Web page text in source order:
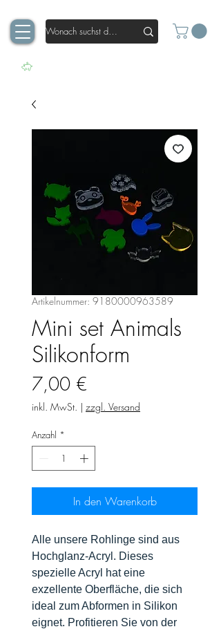
Artikelnummer: 9180000963589
Mini set Animals
Silikonform
7,00 €
inkl. MwSt. | zzgl. Versand
Anzahl *
In den Warenkorb
Alle unsere Rohlinge sind aus
Hochglanz-Acryl. Dieses
spezielle Acryl hat eine
exzellente Oberfläche, die sich
ideal zum Abformen in Silikon
eignet. Profitieren Sie von der